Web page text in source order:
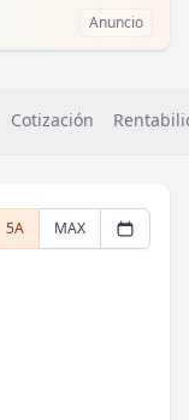
Anuncio
Cotización
5A MAX